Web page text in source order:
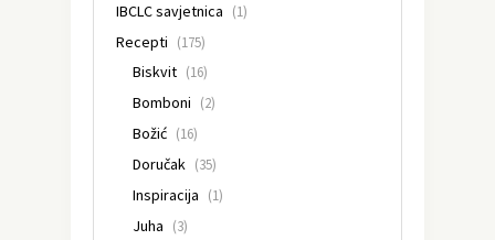
IBCLC savjetnica (1)
Recepti (175)
Biskvit (16)
Bomboni (2)
Božić (16)
Doručak (35)
Inspiracija (1)
Juha (3)